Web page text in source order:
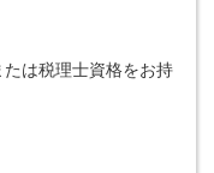
は税理士資格をお持